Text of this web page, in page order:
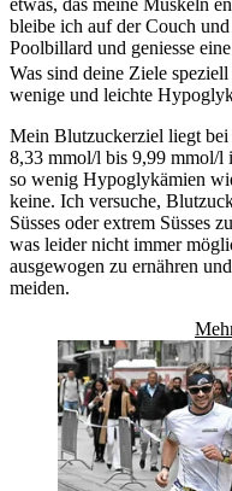
bleibe ich auf der Couch
Poolbillard und geniesse
Was sind deine Ziele
wenige und leichte
Mein Blutzuckerziel liegt
8,33 mmol/l bis 9,99 mmol/l
so wenig Hypoglykämien
keine. Ich versuche,
Süsses oder extrem Süsses
was leider nicht immer
ausgewogen zu ernähren
meiden.